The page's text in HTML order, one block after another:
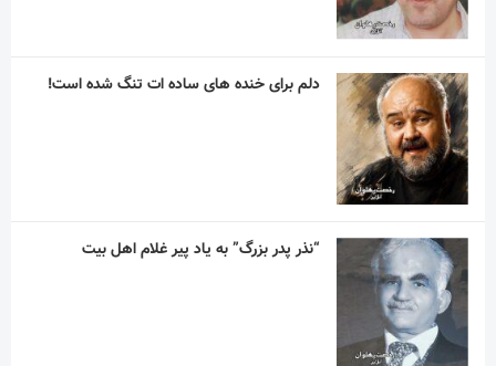
دلم برای خنده های ساده ات تنگ شده است!
“نذر پدر بزرگ” به یاد پیر غلام اهل بیت